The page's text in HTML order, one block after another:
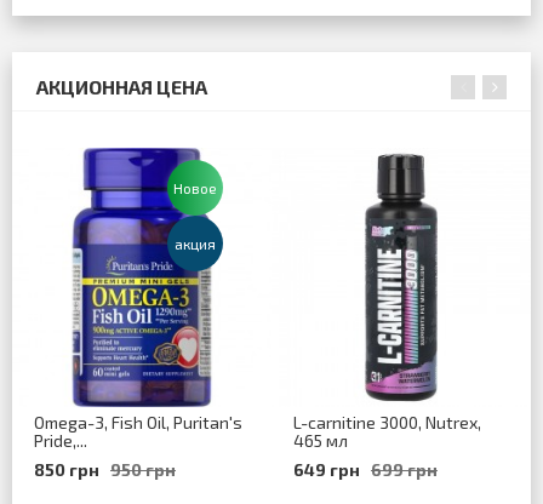
АКЦИОННАЯ ЦЕНА
Новое
aкция
Omega-3, Fish Oil, Puritan's
Pride,...
850 грн 950 грн
L-carnitine 3000, Nutrex,
465 мл
649 грн 699 грн